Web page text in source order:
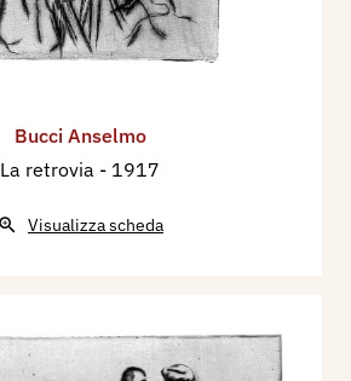
Bucci Anselmo
La retrovia - 1917
Visualizza scheda